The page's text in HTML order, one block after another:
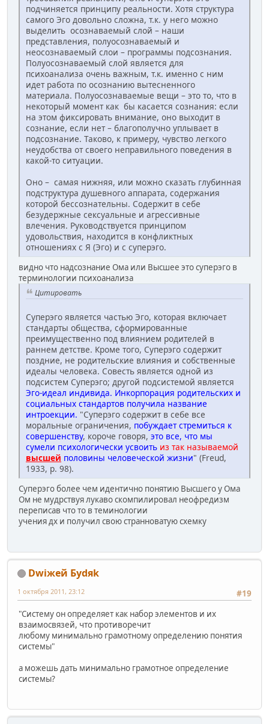
подчиняется принципу реальности. Хотя структура
самого Эго довольно сложна, т.к. у него можно
выделить осознаваемый слой – наши
представления, полуосознаваемый и
неосознаваемый слои – программы подсознания.
Полуосознаваемый слой является для
психоанализа очень важным, т.к. именно с ним
идет работа по осознанию вытесненного
материала. Полуосознаваемые вещи – это то, что в
некоторый момент как бы касается сознания: если
на этом фиксировать внимание, оно выходит в
сознание, если нет – благополучно уплывает в
подсознание. Таково, к примеру, чувство легкого
неудобства от своего неправильного поведения в
какой-то ситуации.
Оно – самая нижняя, или можно сказать глубинная
подструктура душевного аппарата, содержания
которой бессознательны. Содержит в себе
безудержные сексуальные и агрессивные
влечения. Руководствуется принципом
удовольствия, находится в конфликтных
отношениях с Я (Эго) и с суперэго.
видно что надсознание Ома или Высшее это суперэго в
терминологии психоанализа
Цитировать
Суперэго является частью Эго, которая включает
стандарты общества, сформированные
преимущественно под влиянием родителей в
раннем детстве. Кроме того, Суперэго содержит
поздние, не родительские влияния и собственные
идеалы человека. Совесть является одной из
подсистем Суперэго; другой подсистемой является
Эго-идеал индивида. Инкорпорация родительских и
социальных стандартов получила название
интроекции. "Суперэго содержит в себе все
моральные ограничения, побуждает стремиться к
совершенству, короче говоря, это все, что мы
сумели психологически усвоить из так называемой
высшей половины человеческой жизни" (Freud,
1933, р. 98).
Суперэго более чем идентично понятию Высшего у Ома
Ом не мудрствуя лукаво скомпилировал неофредизм
переписав что то в теминологии
учения дх и получил свою странноватую схемку
Dwiжей Буdяk
#19
1 октября 2011, 23:12
"Систему он определяет как набор элементов и их
взаимосвязей, что противоречит
любому минимально грамотному определению понятия
системы"
а можешь дать минимально грамотное определение
системы?